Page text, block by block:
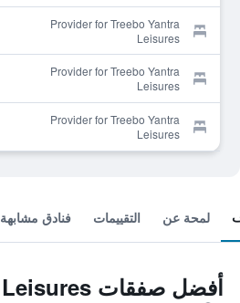
Provider for Treebo Yantra
Leisures
Provider for Treebo Yantra
Leisures
Provider for Treebo Yantra
Leisures
لمحة عن التقييمات فنادق مشابهة
أفضل صفقات Treebo Yantra Leisures